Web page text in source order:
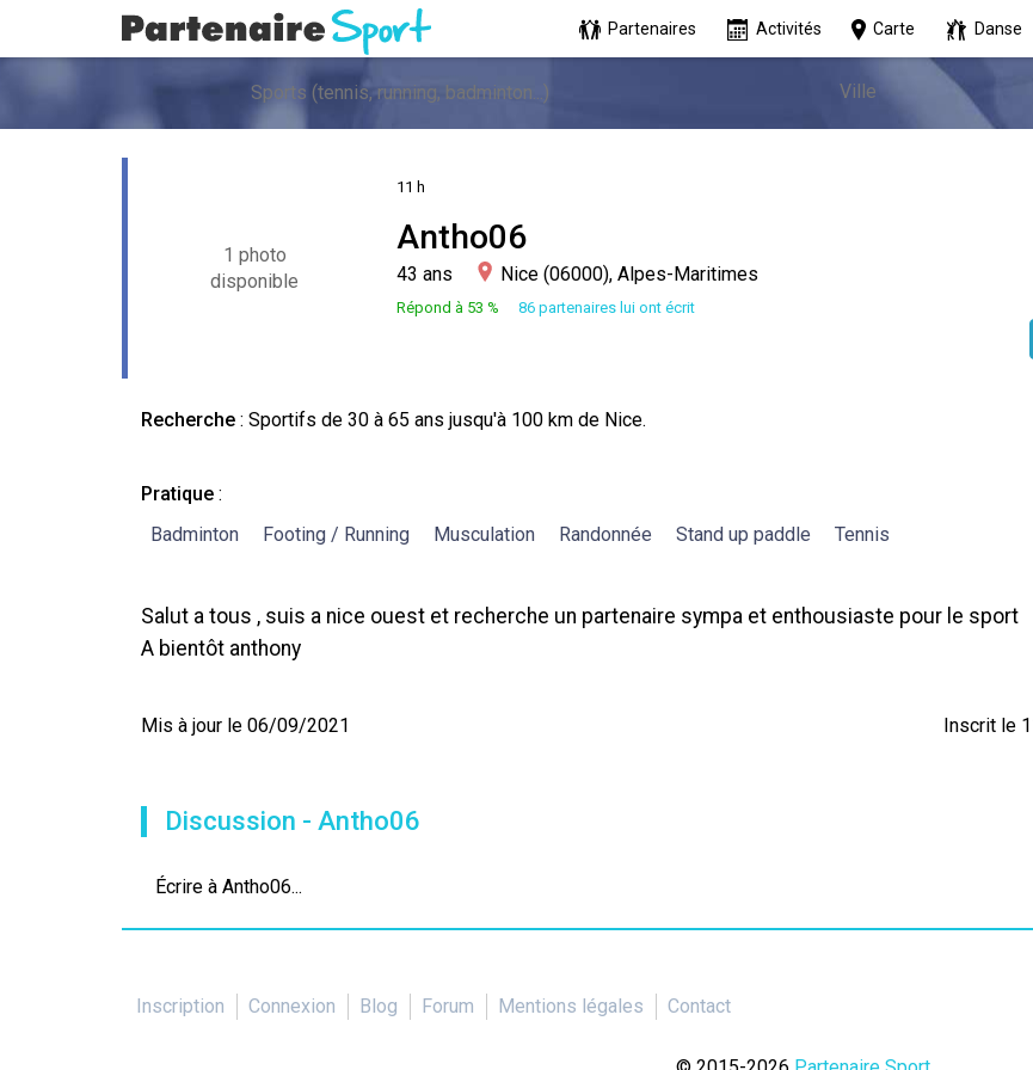
Partenaires Activités Carte Danse
1 photo
disponible
11 h
Antho06
43 ans Nice (06000), Alpes-Maritimes
Répond à 53 % 86 partenaires lui ont écrit
Recherche : Sportifs de 30 à 65 ans jusqu'à 100 km de Nice.
Pratique :
Badminton
Footing / Running Musculation Randonnée Stand up paddle Tennis
Salut a tous , suis a nice ouest et recherche un partenaire sympa et enthousiaste pour le sport
A bientôt anthony
Mis à jour le 06/09/2021 Inscrit le
Discussion - Antho06
Écrire à Antho06...
Inscription Connexion Blog Forum Mentions légales Contact